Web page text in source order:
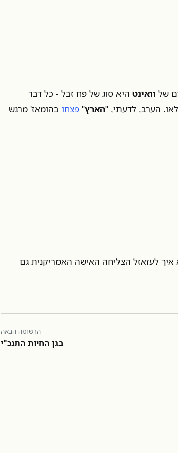
של וואינט היא סוג של פח זבל - כל דבר
הערב, לדעתי, "הארץ" פצחו בהומאז' מרגש
איך לעזאזל הצליחה האישה האמריקנית גם
הרשומה הבאה
בגן החיות התנכ"י